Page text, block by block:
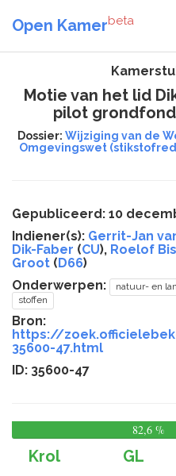
Open Kamerbeta
Motie van het lid
pilot
Dossier: Wijziging van de
Omgevingswet
Gepubliceerd: 10
Indiener(s): Gerrit-Jan
Dik-Faber (CU), Roelof
Groot (D66)
Onderwerpen:
natuur- en
stoffen
Bron:
https://
35600-47.html
ID: 35600-47
82,6 %
Krol GL